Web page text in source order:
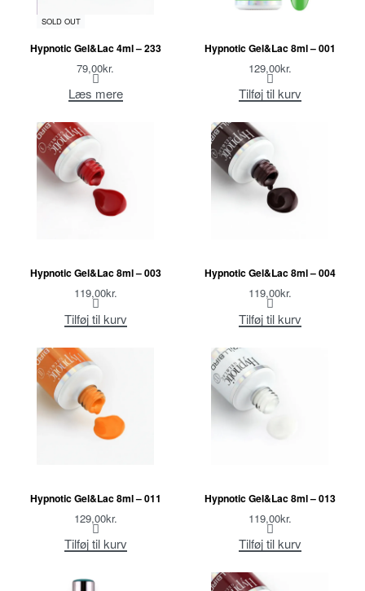
SOLD OUT
Hypnotic Gel&Lac 4ml – 233
79,00kr.
Læs mere
Hypnotic Gel&Lac 8ml – 001
129,00kr.
Tilføj til kurv
Hypnotic Gel&Lac 8ml – 003
119,00kr.
Tilføj til kurv
Hypnotic Gel&Lac 8ml – 004
119,00kr.
Tilføj til kurv
Hypnotic Gel&Lac 8ml – 011
129,00kr.
Tilføj til kurv
Hypnotic Gel&Lac 8ml – 013
119,00kr.
Tilføj til kurv